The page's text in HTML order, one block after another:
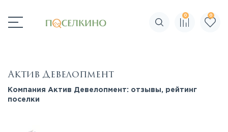
Поиск по сайту
0 0
Актив Девелопмент
Компания Актив Девелопмент: отзывы, рейтинг
поселки